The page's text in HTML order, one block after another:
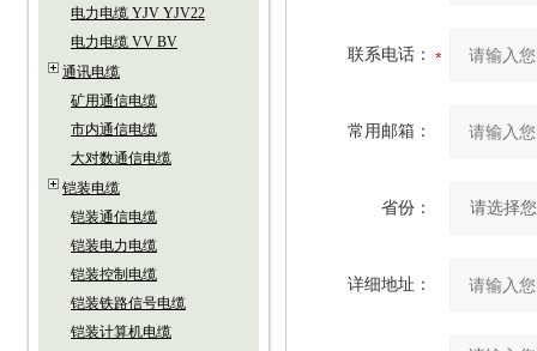
电力电缆 YJV YJV22
电力电缆 VV BV
通讯电缆
矿用通信电缆
市内通信电缆
大对数通信电缆
铠装电缆
铠装通信电缆
铠装电力电缆
铠装控制电缆
铠装铁路信号电缆
铠装计算机电缆
联系电话：
常用邮箱：
省份：
详细地址：